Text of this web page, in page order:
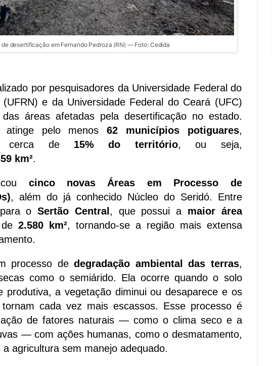
de desertificação em Fernando Pedroza (RN) — Foto: Cedida
por pesquisadores da Universidade Federal do
e da Universidade Federal do Ceará (UFC)
áreas afetadas pela desertificação no estado.
atinge pelo menos 62 municípios potiguares,
a cerca de 15% do território, ou seja,
km².
cinco novas Áreas em Processo de
, além do já conhecido Núcleo do Seridó. Entre
o Sertão Central , que possui a maior área
2.580 km², tornando-se a região mais extensa
processo dedegradação ambiental das terras,
como o semiárido. Ela ocorre quando o solo
produtiva, a vegetação diminui ou desaparece e os
cada vez mais escassos. Esse processo é
de fatores naturais — como o clima seco e a
— com ações humanas, como o desmatamento,
agricultura sem manejo adequado.